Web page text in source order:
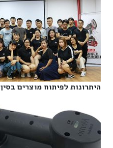
היתרונות לפיתוח מוצרים בסין‎